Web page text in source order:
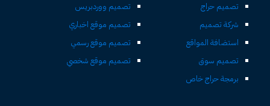
تصميم حراج
شركة تصميم
استضافة المواقع
تصميم سوق
برمجة حراج خاص
تصميم ووردبريس
تصميم موقع اخباري
تصميم موقع رسمي
تصميم موقع شخصي